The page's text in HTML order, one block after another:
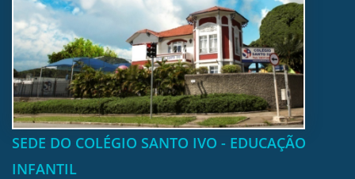
SEDE DO COLÉGIO SANTO IVO - EDUCAÇÃO
INFANTIL